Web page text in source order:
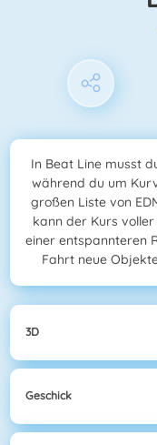
In Beat Line musst
während du um
großen Liste von
kann der Kurs
einer entspannteren
Fahrt neue
3D
Geschick